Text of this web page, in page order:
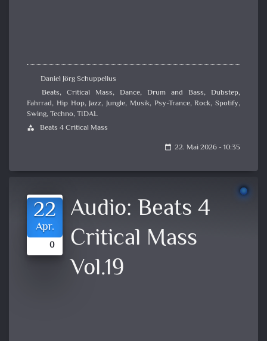
Daniel Jörg Schuppelius
Beats, Critical Mass, Dance, Drum and Bass, Dubstep,
Fahrrad, Hip Hop,Jazz, Jungle, Musik, Psy-Trance,Rock, Spotify,
Swing,Techno,TIDAL
category Beats 4 Critical Mass
calendar_today 22. Mai 2026 - 10:35
22
Apr.
0
Audio: Beats 4
Critical Mass
Vol.19